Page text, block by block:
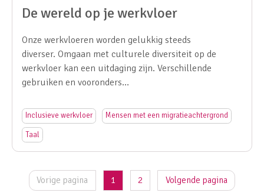
De wereld op je werkvloer
Onze werkvloeren worden gelukkig steeds
diverser. Omgaan met culturele diversiteit op de
werkvloer kan een uitdaging zijn. Verschillende
gebruiken en vooronders…
Inclusieve werkvloer Mensen met een migratieachtergrond
Taal
Vorige pagina 1 2 Volgende pagina